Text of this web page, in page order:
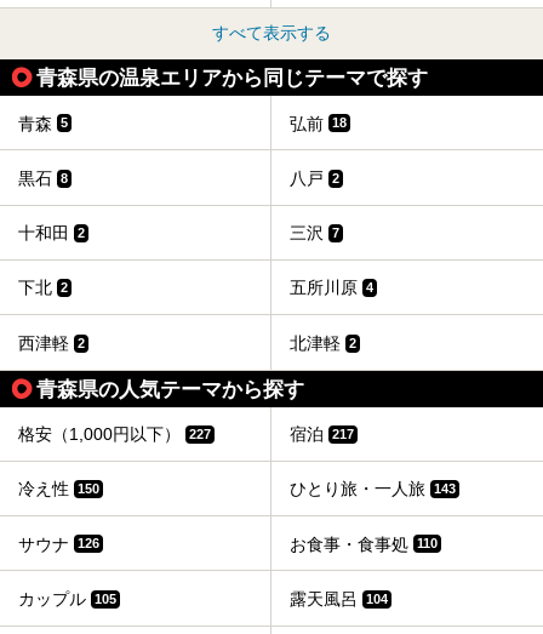
すべて表示する
青森県の温泉エリアから同じテーマで探す
青森 5 弘前 18
黒石 8 八戸 2
十和田 2 三沢 7
下北 2 五所川原 4
西津軽 2 北津軽 2
青森県の人気テーマから探す
格安（1,000円以下） 227 宿泊 217
冷え性 150 ひとり旅・一人旅 143
サウナ 126 お食事・食事処 110
カップル 105 露天風呂 104